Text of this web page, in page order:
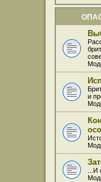
и
...И